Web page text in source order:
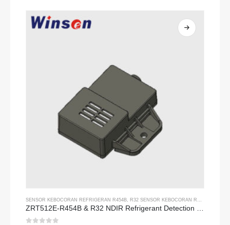
SENSOR KEBOCORAN REFRIGERAN R454B, R32 SENSOR KEBOCORAN REFRIGERAN
ZRT512E-R454B & R32 NDIR Refrigerant Detection Module, RS485 HVAC Sensor, UL/IEC Certified